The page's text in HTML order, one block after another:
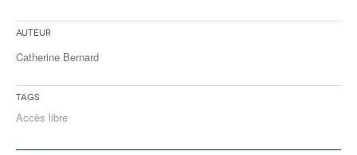
Auteur
Catherine Bernard
Tags
Accès libre